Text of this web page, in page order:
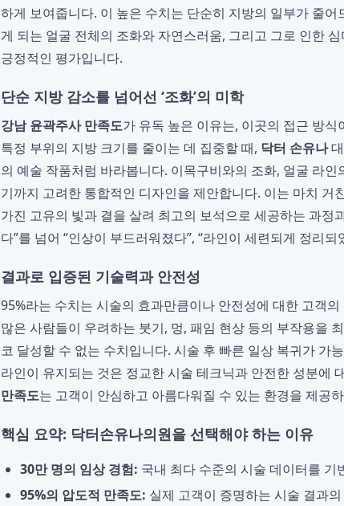
하게 보여줍니다. 이 높은 수치는 단순히 지방의 일부가 줄
게 되는 얼굴 전체의 조화와 자연스러움, 그리고 그로 인한
긍정적인 평가입니다.
단순 지방 감소를 넘어선 ‘조화’의 미학
강남 윤곽주사 만족도가 유독 높은 이유는, 이곳의 접근 방
특정 부위의 지방 크기를 줄이는 데 집중할 때, 닥터 손유나대
의 예술 작품처럼 바라봅니다. 이목구비와의 조화, 얼굴 라
기까지 고려한 통합적인 디자인을 제안합니다. 이는 마치 거
가진 고유의 빛과 결을 살려 최고의 보석으로 세공하는 과정
다”를 넘어 “인상이 부드러워졌다”, “라인이 세련되게 정리
결과로 입증된 기술력과 안전성
95%라는 수치는 시술의 효과만큼이나 안전성에 대한 고객
많은 사람들이 우려하는 붓기, 멍, 패임 현상 등의 부작용을
코 달성할 수 없는 수치입니다. 시술 후 빠른 일상 복귀가 가
라인이 유지되는 것은 정교한 시술 테크닉과 안전한 성분에
만족도는 고객이 안심하고 아름다워질 수 있는 환경을 제공
핵심 요약: 닥터손유나의원을 선택해야 하는 이유
30만 명의 임상 경험: 국내 최다 수준의 시술 데이터를
95%의 압도적 만족도: 실제 고객이 증명하는 시술 결과